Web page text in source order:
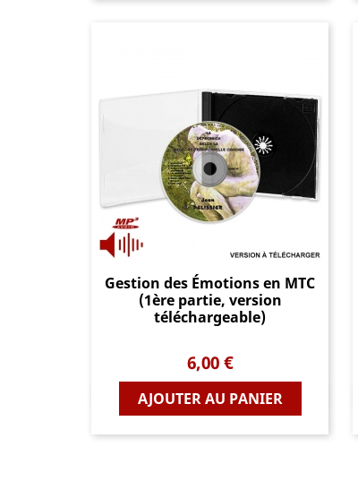
Gestion des Émotions en MTC
(1ère partie, version
téléchargeable)
Prix
6,00 €
AJOUTER AU PANIER
Aperçu rapide